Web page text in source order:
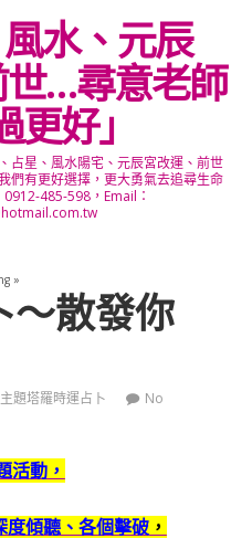
水、元辰
…尋意老師
更好」
占星、風水陽宅、元辰宮改運、前世
們有更好選擇，更大勇氣去追尋生命
485-598，Email：
»
～散發你
主題塔羅時運占卜
No
活動，
度傾聽、各個擊破，